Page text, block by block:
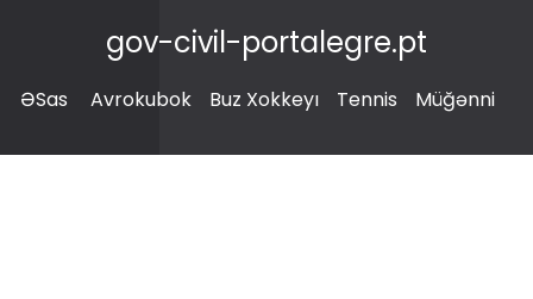
gov-civil-portalegre.pt
ƏSas Avrokubok Buz Xokkeyı Tennis Müğənni